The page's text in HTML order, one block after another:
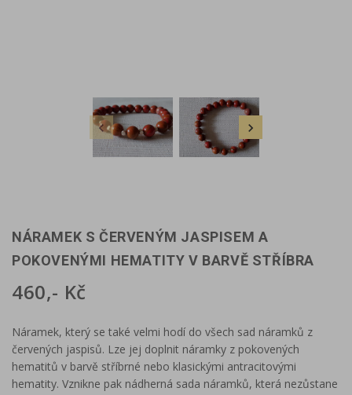
 
NÁRAMEK S ČERVENÝM JASPISEM A
POKOVENÝMI HEMATITY V BARVĚ STŘÍBRA
460,- Kč
Náramek, který se také velmi hodí do všech sad náramků z
červených jaspisů. Lze jej doplnit náramky z pokovených
hematitů v barvě stříbrné nebo klasickými antracitovými
hematity. Vznikne pak nádherná sada náramků, která nezůstane